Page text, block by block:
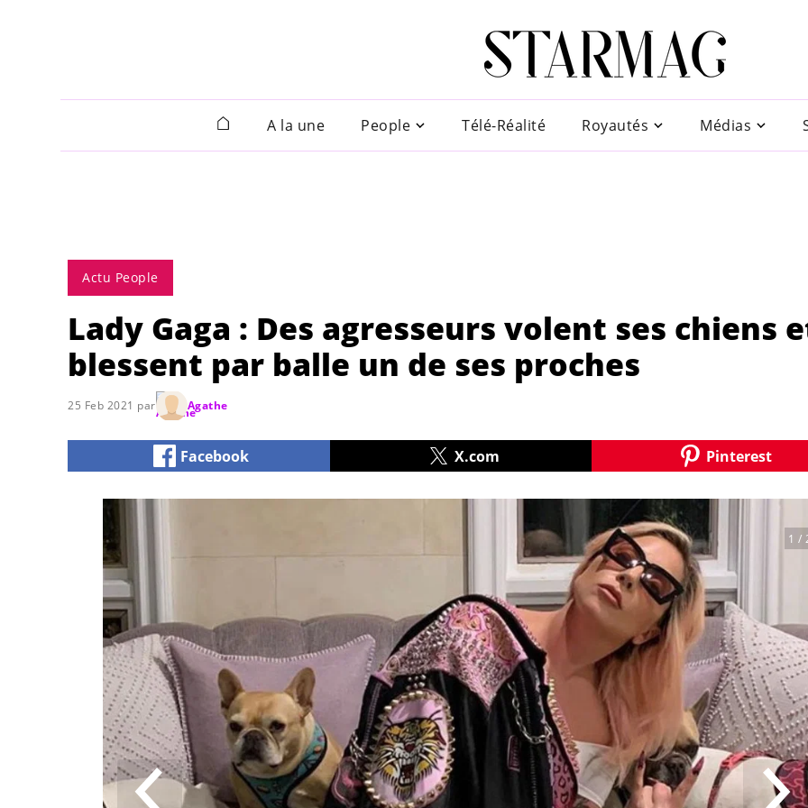
A la une People Télé-Réalité Royautés Médias
Actu People
Lady Gaga : Des agresseurs volent ses chiens
blessent par balle un de ses proches
25 Feb 2021 par Agathe
Facebook X.com Pinterest
1 /